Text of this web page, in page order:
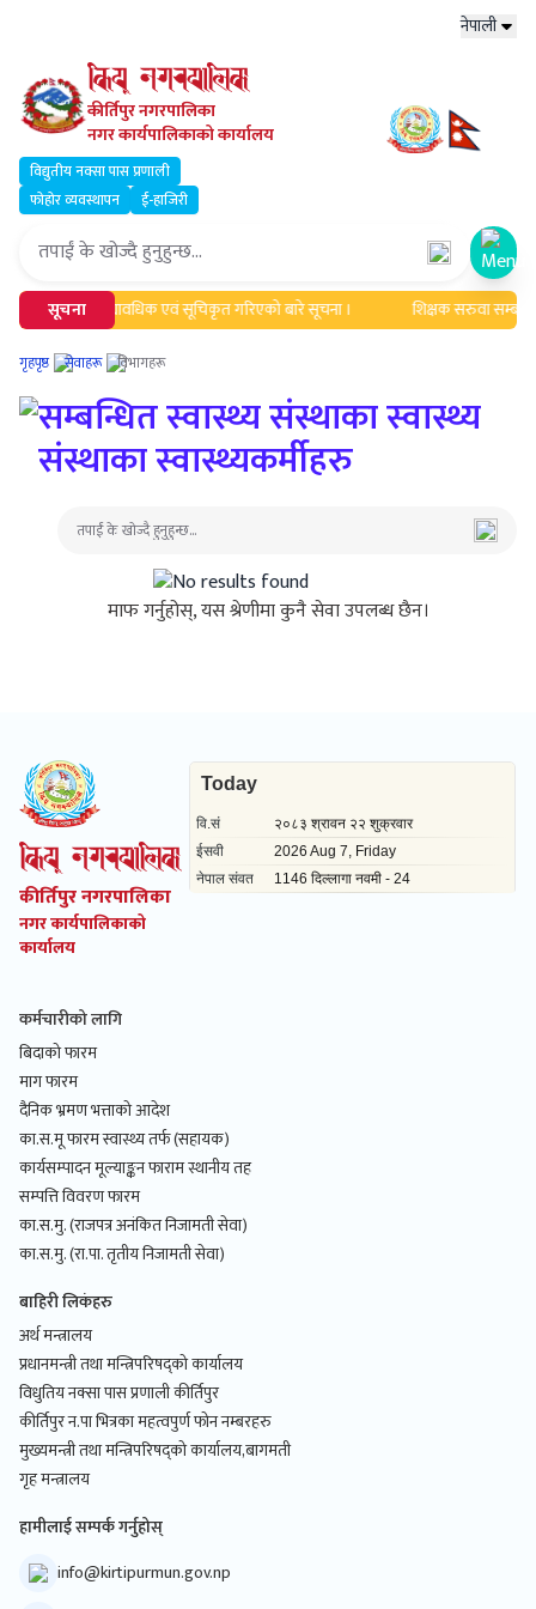
नेपाली
कीर्तिपुर नगरपालिका
नगर कार्यपालिकाको कार्यालय
विद्युतीय नक्सा पास प्रणाली
फोहोर व्यवस्थापन
ई-हाजिरी
सूचना
नामावली अद्यावधिक एवं सूचिकृत गरिएको बारे सूचना । शिक्षक सरुवा
गृहपृष्ठ सेवाहरू विभागहरू
सम्बन्धित स्वास्थ्य संस्थाका स्वास्थ्य
संस्थाका स्वास्थ्यकर्मीहरु
माफ गर्नुहोस्, यस श्रेणीमा कुनै सेवा उपलब्ध छैन।
कीर्तिपुर नगरपालिका
नगर कार्यपालिकाको
कार्यालय
कर्मचारीको लागि
बिदाको फारम
माग फारम
दैनिक भ्रमण भत्ताको आदेश
का.स.मू फारम स्वास्थ्य तर्फ (सहायक)
कार्यसम्पादन मूल्याङ्कन फाराम स्थानीय तह
सम्पत्ति विवरण फारम
का.स.मु. (राजपत्र अनंकित निजामती सेवा)
का.स.मु. (रा.पा. तृतीय निजामती सेवा)
बाहिरी लिकंहरु
अर्थ मन्त्रालय
प्रधानमन्त्री तथा मन्त्रिपरिषद्को कार्यालय
विधुतिय नक्सा पास प्रणाली कीर्तिपुर
कीर्तिपुर न.पा भित्रका महत्वपुर्ण फोन नम्बरहरु
मुख्यमन्त्री तथा मन्त्रिपरिषद्को कार्यालय,बागमती
गृह मन्त्रालय
हामीलाई सम्पर्क गर्नुहोस्
info@kirtipurmun.gov.np